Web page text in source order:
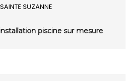
SUZANNE
piscine sur mesure